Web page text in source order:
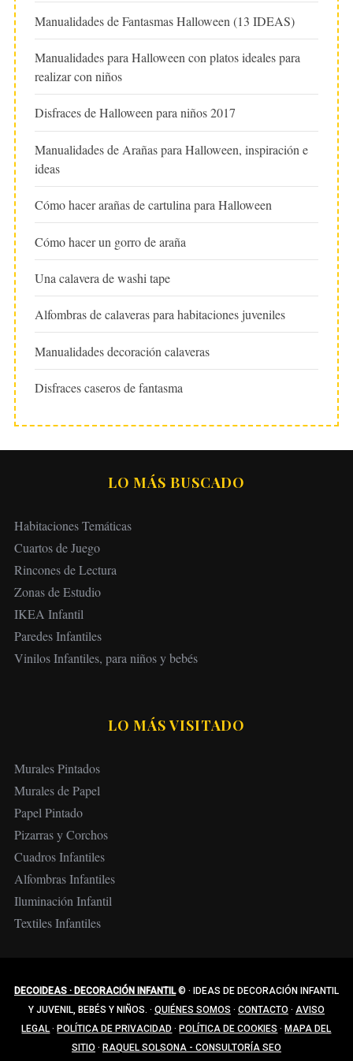
Manualidades de Fantasmas Halloween (13 IDEAS)
Manualidades para Halloween con platos ideales para
realizar con niños
Disfraces de Halloween para niños 2017
Manualidades de Arañas para Halloween, inspiración e
ideas
Cómo hacer arañas de cartulina para Halloween
Cómo hacer un gorro de araña
Una calavera de washi tape
Alfombras de calaveras para habitaciones juveniles
Manualidades decoración calaveras
Disfraces caseros de fantasma
LO MÁS BUSCADO
Habitaciones Temáticas
Cuartos de Juego
Rincones de Lectura
Zonas de Estudio
IKEA Infantil
Paredes Infantiles
Vinilos Infantiles, para niños y bebés
LO MÁS VISITADO
Murales Pintados
Murales de Papel
Papel Pintado
Pizarras y Corchos
Cuadros Infantiles
Alfombras Infantiles
Iluminación Infantil
Textiles Infantiles
DECOIDEAS · DECORACIÓN INFANTIL© ·
IDEAS DE DECORACIÓN INFANTIL
Y JUVENIL, BEBÉS Y NIÑOS. · QUIÉNES SOMOS · CONTACTO · AVISO
LEGAL · POLÍTICA DE PRIVACIDAD · POLÍTICA DE COOKIES · MAPA DEL
SITIO · RAQUEL SOLSONA - CONSULTORÍA SEO